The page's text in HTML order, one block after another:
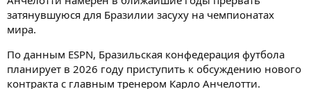
затянувшуюся для Бразилии засуху на чемпионатах
мира.
По данным ESPN, Бразильская конфедерация футбола
планирует в 2026 году приступить к обсуждению нового
контракта с главным тренером Карло Анчелотти.